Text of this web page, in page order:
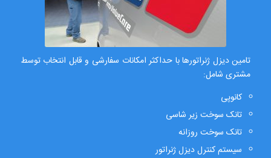
تامین دیزل ژنراتورها با حداکثر امکانات سفارشی و قابل انتخاب توسط
مشتری شامل:
کانوپی
تانک سوخت زیر شاسی
تانک سوخت روزانه
سیستم کنترل دیزل ژنراتور